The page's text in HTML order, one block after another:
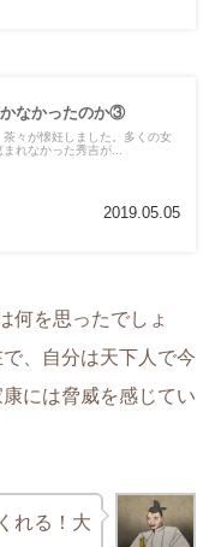
なかったのか③
々が懐妊しました。多くの女
れなかった秀吉が...
2019.05.05
何を思ったでしょ
、自分は天下人で今
には脅威を感じてい
れる！大